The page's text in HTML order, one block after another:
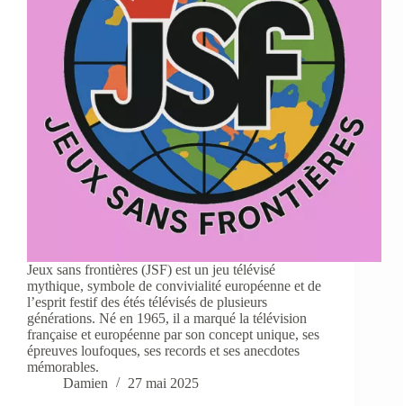
Jeux sans frontières (JSF) est un jeu télévisé
mythique, symbole de convivialité européenne et de
l’esprit festif des étés télévisés de plusieurs
générations. Né en 1965, il a marqué la télévision
française et européenne par son concept unique, ses
épreuves loufoques, ses records et ses anecdotes
mémorables.
Damien
27 mai 2025